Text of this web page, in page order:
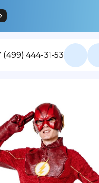
(499) 444-31-53